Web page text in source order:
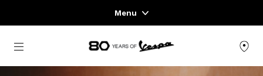
Menu
Home
Основна страница